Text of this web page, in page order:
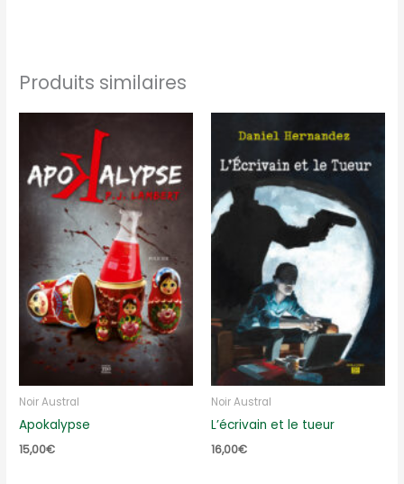
Produits similaires
Noir Austral
Apokalypse
15,00€
Noir Austral
L’écrivain et le tueur
16,00€